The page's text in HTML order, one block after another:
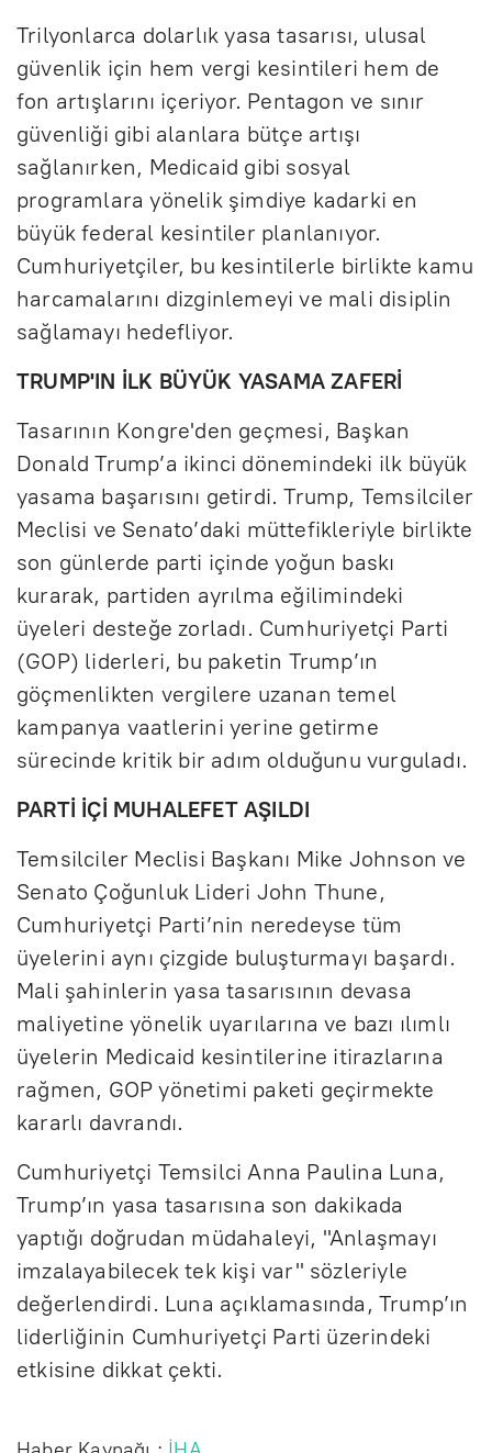
Trilyonlarca dolarlık yasa tasarısı, ulusal
güvenlik için hem vergi kesintileri hem de
fon artışlarını içeriyor. Pentagon ve sınır
güvenliği gibi alanlara bütçe artışı
sağlanırken, Medicaid gibi sosyal
programlara yönelik şimdiye kadarki en
büyük federal kesintiler planlanıyor.
Cumhuriyetçiler, bu kesintilerle birlikte kamu
harcamalarını dizginlemeyi ve mali disiplin
sağlamayı hedefliyor.
TRUMP'IN İLK BÜYÜK YASAMA ZAFERİ
Tasarının Kongre'den geçmesi, Başkan
Donald Trump’a ikinci dönemindeki ilk büyük
yasama başarısını getirdi. Trump, Temsilciler
Meclisi ve Senato’daki müttefikleriyle birlikte
son günlerde parti içinde yoğun baskı
kurarak, partiden ayrılma eğilimindeki
üyeleri desteğe zorladı. Cumhuriyetçi Parti
(GOP) liderleri, bu paketin Trump’ın
göçmenlikten vergilere uzanan temel
kampanya vaatlerini yerine getirme
sürecinde kritik bir adım olduğunu vurguladı.
PARTİ İÇİ MUHALEFET AŞILDI
Temsilciler Meclisi Başkanı Mike Johnson ve
Senato Çoğunluk Lideri John Thune,
Cumhuriyetçi Parti’nin neredeyse tüm
üyelerini aynı çizgide buluşturmayı başardı.
Mali şahinlerin yasa tasarısının devasa
maliyetine yönelik uyarılarına ve bazı ılımlı
üyelerin Medicaid kesintilerine itirazlarına
rağmen, GOP yönetimi paketi geçirmekte
kararlı davrandı.
Cumhuriyetçi Temsilci Anna Paulina Luna,
Trump’ın yasa tasarısına son dakikada
yaptığı doğrudan müdahaleyi, "Anlaşmayı
imzalayabilecek tek kişi var" sözleriyle
değerlendirdi. Luna açıklamasında, Trump’ın
liderliğinin Cumhuriyetçi Parti üzerindeki
etkisine dikkat çekti.